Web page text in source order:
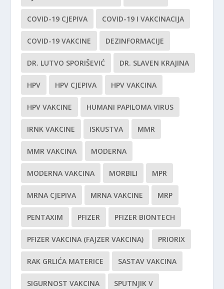
COVID-19 CJEPIVA COVID-19 I VAKCINACIJA
COVID-19 VAKCINE DEZINFORMACIJE
DR. LUTVO SPORIŠEVIĆ DR. SLAVEN KRAJINA
HPV HPV CJEPIVA HPV VAKCINA
HPV VAKCINE HUMANI PAPILOMA VIRUS
IRNK VAKCINE ISKUSTVA MMR
MMR VAKCINA MODERNA
MODERNA VAKCINA MORBILI MPR
MRNA CJEPIVA MRNA VAKCINE MRP
PENTAXIM PFIZER PFIZER BIONTECH
PFIZER VAKCINA (FAJZER VAKCINA) PRIORIX
RAK GRLIĆA MATERICE SASTAV VAKCINA
SIGURNOST VAKCINA SPUTNJIK V